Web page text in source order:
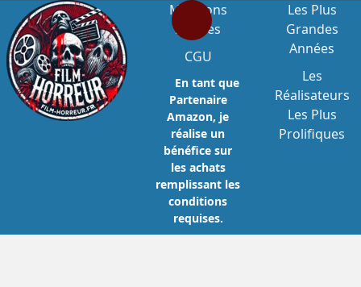
Mentions
Légales
CGU
En tant que
Partenaire
Amazon, je
réalise un
bénéfice sur
les achats
remplissant les
conditions
requises.
Les Plus
Grandes
Années
Les
Réalisateurs
Les Plus
Prolifiques